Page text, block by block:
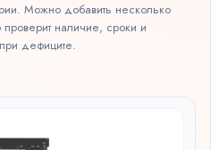
Можно добавить несколько
наличие, сроки и
дефиците.